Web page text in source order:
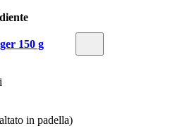
150 g
in padella)